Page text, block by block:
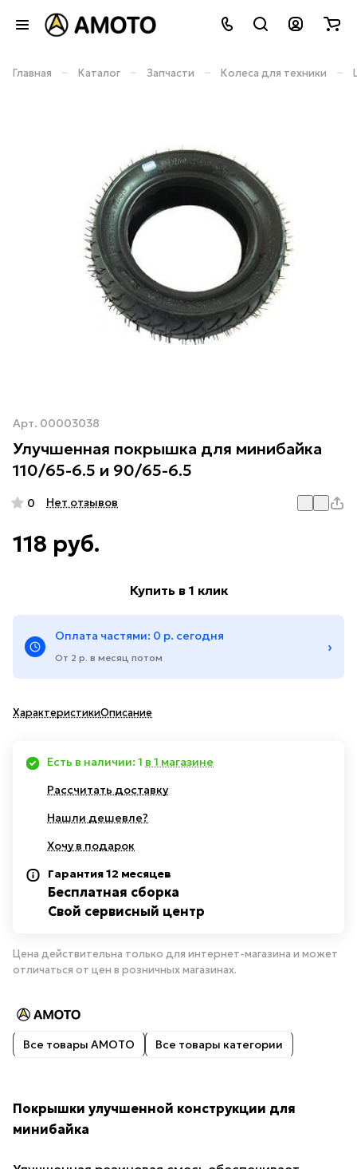
Главная – Каталог – Запчасти – Колеса для техники –
Арт. 00003038
Улучшенная покрышка для минибайка
110/65-6.5 и 90/65-6.5
0 Нет отзывов
118 руб.
Купить в 1 клик
Оплата частями: 0 р. сегодня
От 2 р. в месяц потом
›
ХарактеристикиОписание
Есть в наличии: 1 в 1 магазине
Рассчитать доставку
Нашли дешевле?
Хочу в подарок
Гарантия 12 месяцев
Бесплатная сборка
Свой сервисный центр
Цена действительна только для интернет-магазина и может
отличаться от цен в розничных магазинах.
Все товары AMOTO Все товары категории
Покрышки улучшенной конструкции для
минибайка